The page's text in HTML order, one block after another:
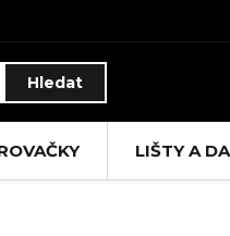
Hledat
LIŠTY A